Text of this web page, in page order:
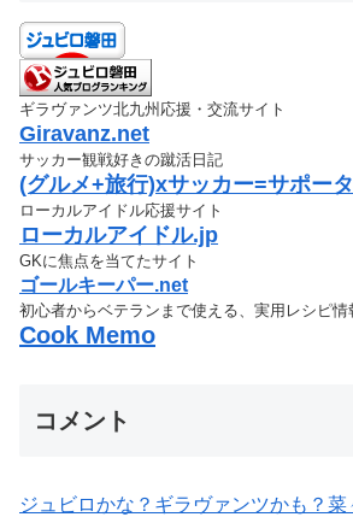
ギラヴァンツ北九州応援・交流サイト
Giravanz.net
サッカー観戦好きの蹴活日記
(グルメ+旅行)xサッカー=サポー
ローカルアイドル応援サイト
ローカルアイドル.jp
GKに焦点を当てたサイト
ゴールキーパー.net
初心者からベテランまで使える、実用レシピ情
Cook Memo
コメント
ジュビロかな？ギラヴァンツかも？